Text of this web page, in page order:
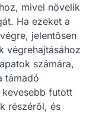
mivel növelik
Ha ezeket a
jelentősen
végrehajtásához
számára,
támadó
kevesebb futott
részéről, és